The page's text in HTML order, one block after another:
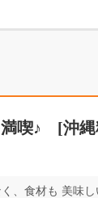
喫♪ [沖
、食材も 美味